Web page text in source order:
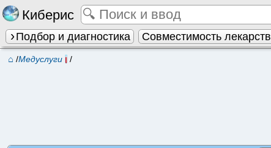
Киберис
Подбор и диагностика Совместимость лекарств
⌂ /Медуслуги /